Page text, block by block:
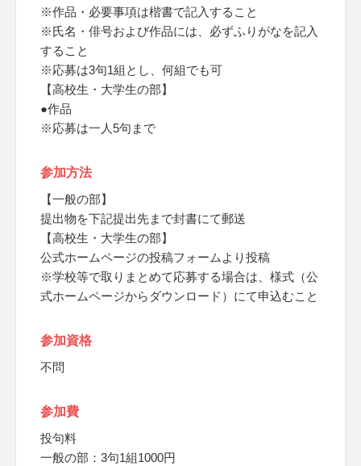
※作品・必要事項は楷書で記入すること
※氏名・俳号および作品には、必ずふりがなを記入
すること
※応募は3句1組とし、何組でも可
【高校生・大学生の部】
●作品
※応募は一人5句まで
参加方法
【一般の部】
提出物を下記提出先まで封書にて郵送
【高校生・大学生の部】
公式ホームページの投稿フォームより投稿
※学校等で取りまとめて応募する場合は、様式（公
式ホームページからダウンロード）にて申込むこと
参加資格
不問
参加費
投句料
一般の部：3句1組1000円